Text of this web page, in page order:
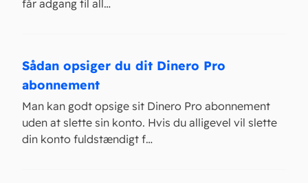
får adgang til all…
Sådan opsiger du dit Dinero Pro
abonnement
Man kan godt opsige sit Dinero Pro abonnement
uden at slette sin konto. Hvis du alligevel vil slette
din konto fuldstændigt f…